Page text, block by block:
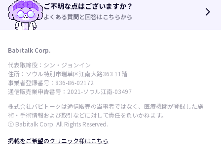
ご不明な点はございますか？
よくある質問と回答はこちらから arrow_forward_ios
Babitalk Corp.
代表取締役：シン・ジョンイン
住所：ソウル特別市瑞草区江南大路363 11階
事業者登録番号：836-86-02172
通信販売業申告番号：2021-ソウル江南-03497
株式会社バビトークは通信販売の当事者ではなく、医療機関が登録した施
術・手術情報および取引などに対して責任を負いかねます。
ⓒ Babitalk Corp. All Rights Reserved.
掲載をご希望のクリニック様はこちら